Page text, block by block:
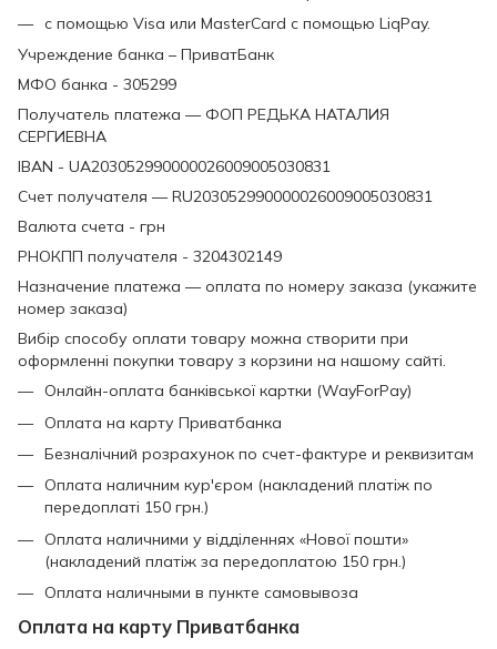
с помощью Visa или MasterCard с помощью LiqPay.
Учреждение банка – ПриватБанк
МФО банка - 305299
Получатель платежа — ФОП РЕДЬКА НАТАЛИЯ
СЕРГИЕВНА
IBAN - UA203052990000026009005030831
Счет получателя — RU203052990000026009005030831
Валюта счета - грн
РНОКПП получателя - 3204302149
Назначение платежа — оплата по номеру заказа (укажите
номер заказа)
Вибір способу оплати товару можна створити при
оформленні покупки товару з корзини на нашому сайті.
Онлайн-оплата банківської картки (WayForPay)
Оплата на карту Приватбанка
Безналічний розрахунок по счет-фактуре и реквизитам
Оплата наличним кур'єром (накладений платіж по
передоплаті 150 грн.)
Оплата наличними у відділеннях «Нової пошти»
(накладений платіж за передоплатою 150 грн.)
Оплата наличными в пункте самовывоза
Оплата на карту Приватбанка